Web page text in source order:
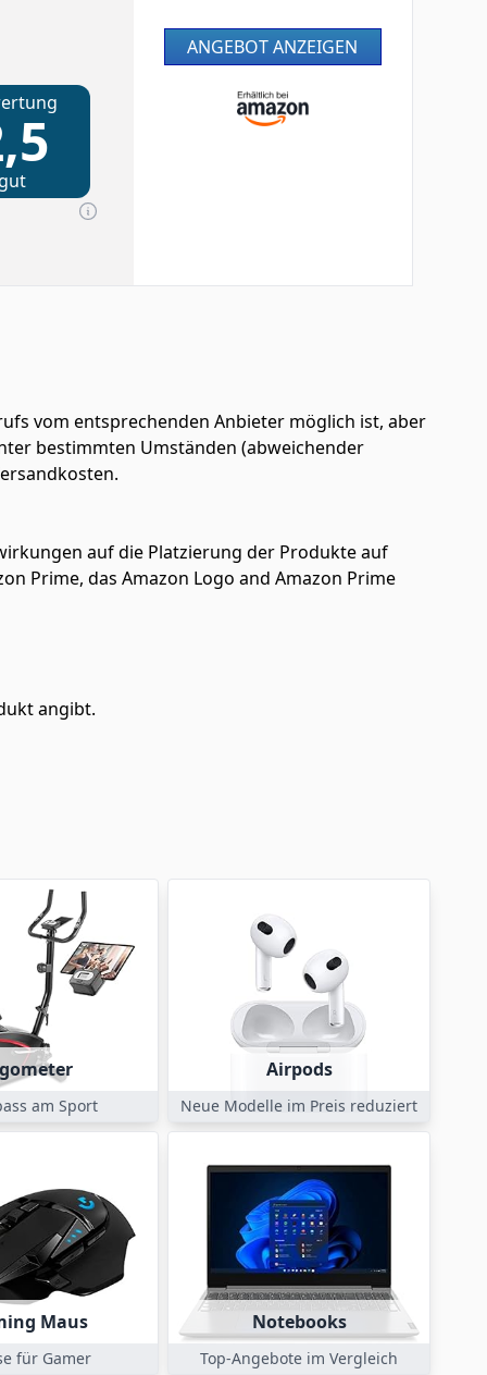
gut
ANGEBOT ANZEIGEN
vom entsprechenden Anbieter möglich ist, aber
bestimmten Umständen (abweichender
auf die Platzierung der Produkte auf
Prime, das Amazon Logo and Amazon Prime
angibt.
am Sport
Airpods
Neue Modelle im Preis reduziert
Maus
für Gamer
Notebooks
Top-Angebote im Vergleich